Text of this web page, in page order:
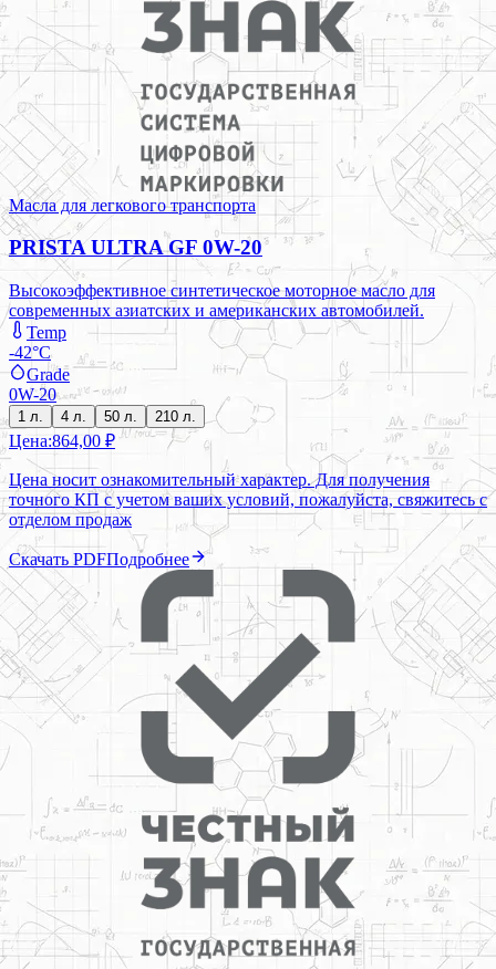
Масла для легкового транспорта
PRISTA ULTRA GF 0W-20
Высокоэффективное синтетическое моторное масло для
современных азиатских и американских автомобилей.
Temp
-42°C
Grade
0W-20
1 л. 4 л. 50 л. 210 л.
Цена:864,00 ₽
Цена носит ознакомительный характер. Для получения
точного КП с учетом ваших условий, пожалуйста, свяжитесь с
отделом продаж
Скачать PDFПодробнее